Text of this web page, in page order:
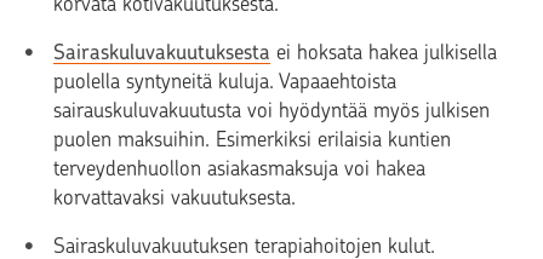
Sairaskuluvakuutuksesta ei hoksata hakea julkisella
puolella syntyneitä kuluja. Vapaaehtoista
sairauskuluvakuutusta voi hyödyntää myös julkisen
puolen maksuihin. Esimerkiksi erilaisia kuntien
terveydenhuollon asiakasmaksuja voi hakea
korvattavaksi vakuutuksesta.
Sairaskuluvakuutuksen terapiahoitojen kulut.